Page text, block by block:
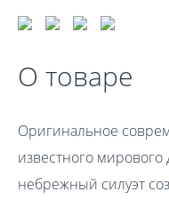
О товаре
Оригинальное
известного
небрежный силуэт